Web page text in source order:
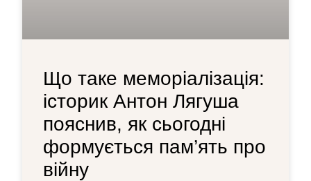
Що таке меморіалізація:
історик Антон Лягуша
пояснив, як сьогодні
формується пам’ять про
війну